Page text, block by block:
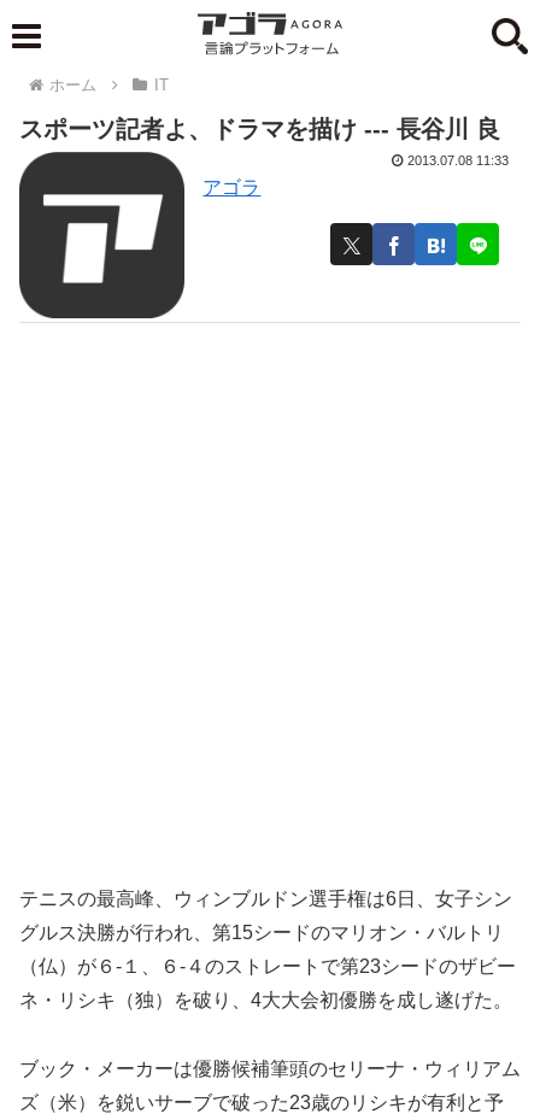
ホーム IT
スポーツ記者よ、ドラマを描け --- 長谷川 良
アゴラ
2013.07.08 11:33
テニスの最高峰、ウィンブルドン選手権は6日、女子シン
グルス決勝が行われ、第15シードのマリオン・バルトリ
（仏）が６-１、６-４のストレートで第23シードのザビー
ネ・リシキ（独）を破り、4大大会初優勝を成し遂げた。
ブック・メーカーは優勝候補筆頭のセリーナ・ウィリアム
ズ（米）を鋭いサーブで破った23歳のリシキが有利と予